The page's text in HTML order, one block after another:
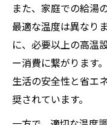
また、家庭での給湯
最適な温度は異なり
に、必要以上の高温
ー消費に繋がります
生活の安全性と省エ
奨されています。